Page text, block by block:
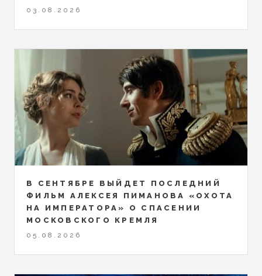
03.08.2026
В СЕНТЯБРЕ ВЫЙДЕТ ПОСЛЕДНИЙ
ФИЛЬМ АЛЕКСЕЯ ПИМАНОВА «ОХОТА
НА ИМПЕРАТОРА» О СПАСЕНИИ
МОСКОВСКОГО КРЕМЛЯ
05.08.2026